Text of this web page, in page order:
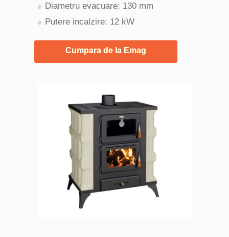
Diametru evacuare: 130 mm
Putere incalzire: 12 kW
Cumpara de la Emag